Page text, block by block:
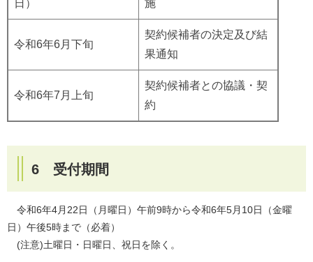
日） 施
令和6年6月下旬
契約候補者の決定及び結
果通知
令和6年7月上旬
契約候補者との協議・契
約
6 受付期間
令和6年4月22日（月曜日）午前9時から令和6年5月10日（金曜
日）午後5時まで（必着）
(注意)土曜日・日曜日、祝日を除く。